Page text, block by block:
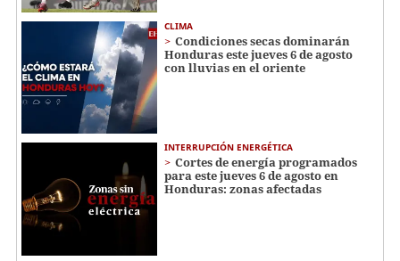
CLIMA
Condiciones secas dominarán
Honduras este jueves 6 de agosto
con lluvias en el oriente
INTERRUPCIÓN ENERGÉTICA
Cortes de energía programados
para este jueves 6 de agosto en
Honduras: zonas afectadas